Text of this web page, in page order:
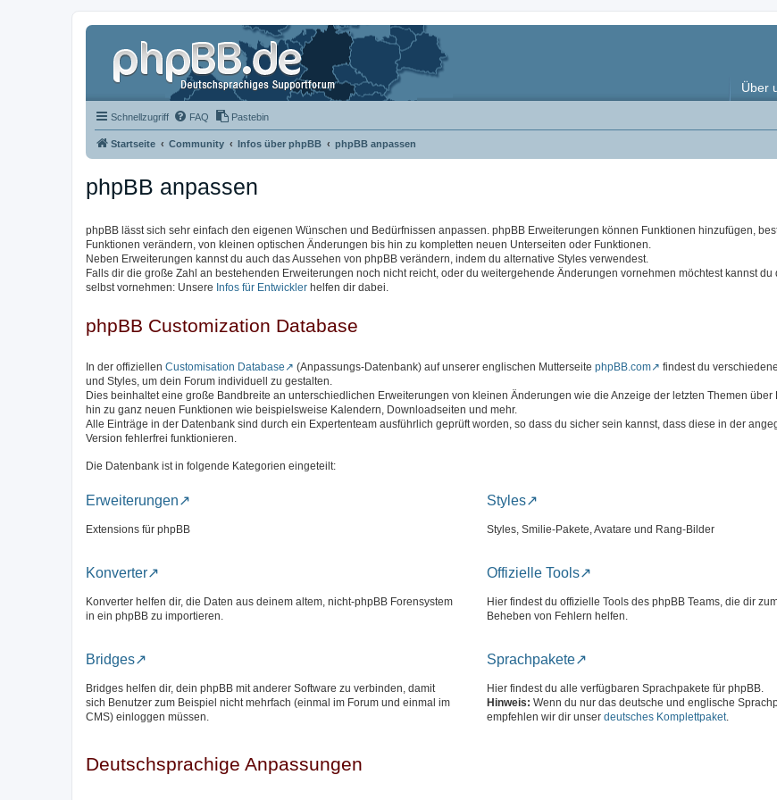
Über
Schnellzugriff FAQ Pastebin
Startseite Community Infos über phpBB phpBB anpassen
phpBB anpassen
phpBB lässt sich sehr einfach den eigenen Wünschen und Bedürfnissen anpassen. phpBB Erweiterungen können Funktionen hinzufügen,
Funktionen verändern, von kleinen optischen Änderungen bis hin zu kompletten neuen Unterseiten oder Funktionen.
Neben Erweiterungen kannst du auch das Aussehen von phpBB verändern, indem du alternative Styles verwendest.
Falls dir die große Zahl an bestehenden Erweiterungen noch nicht reicht, oder du weitergehende Änderungen vornehmen möchtest kannst du
selbst vornehmen: Unsere Infos für Entwickler helfen dir dabei.
phpBB Customization Database
In der offiziellen Customisation Database (Anpassungs-Datenbank) auf unserer englischen Mutterseite phpBB.com
findest du
und Styles, um dein Forum individuell zu gestalten.
Dies beinhaltet eine große Bandbreite an unterschiedlichen Erweiterungen von kleinen Änderungen wie die Anzeige der letzten Themen über
hin zu ganz neuen Funktionen wie beispielsweise Kalendern, Downloadseiten und mehr.
Alle Einträge in der Datenbank sind durch ein Expertenteam ausführlich geprüft worden, so dass du sicher sein kannst, dass diese in der
Version fehlerfrei funktionieren.
Die Datenbank ist in folgende Kategorien eingeteilt:
Erweiterungen
Extensions für phpBB
Styles
Styles, Smilie-Pakete, Avatare und Rang-Bilder
Konverter
Konverter helfen dir, die Daten aus deinem altem, nicht-phpBB Forensystem
in ein phpBB zu importieren.
Offizielle Tools
Hier findest du offizielle Tools des phpBB Teams, die dir
Beheben von Fehlern helfen.
Bridges
Bridges helfen dir, dein phpBB mit anderer Software zu verbinden, damit
sich Benutzer zum Beispiel nicht mehrfach (einmal im Forum und einmal im
CMS) einloggen müssen.
Sprachpakete
Hier findest du alle verfügbaren Sprachpakete für phpBB.
Hinweis: Wenn du nur das deutsche und englische
empfehlen wir dir unserdeutsches Komplettpaket.
Deutschsprachige Anpassungen